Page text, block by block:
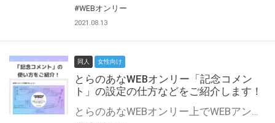
#WEBオンリー
2021.08.13
同人 女性向け
とらのあなWEBオンリー「記念コメン
ト」の設定の仕方などをご紹介します！
とらのあなWEBオンリー上でWEBアンソロジーが作成できる「記念コメント」について、その使い方や作成手順を解説します！ 支援タイプを「サークル参加型」「サークル参加型・マルシェ(イベント会場)機能付き」でお申し込みいただいている主催者様はぜひご活用ください♪ とらのあなWEBオンリーサイトはこちら